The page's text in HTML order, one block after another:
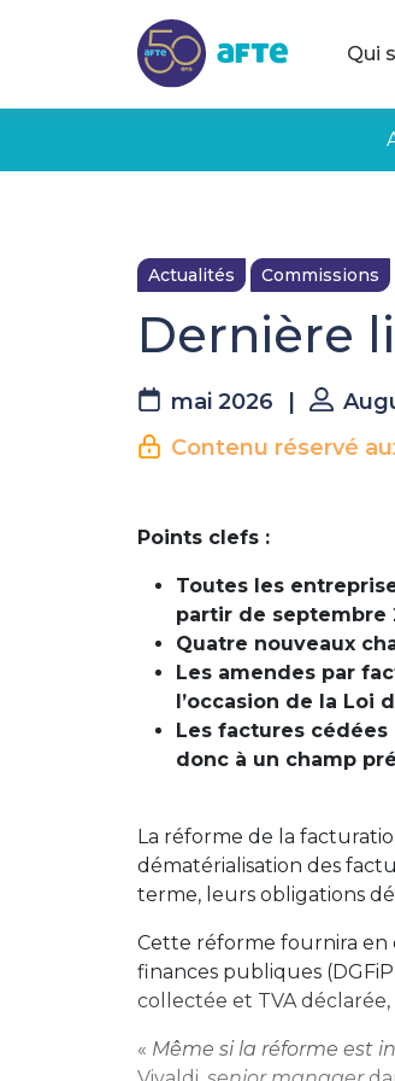
Qui
Actualités Commissions
Dernière
mai 2026
Contenu réservé
Points clefs :
Toutes les
partir de septembre
Quatre nouveaux
Les amendes par
l’occasion de la Loi
Les factures
donc à un champ
La réforme de la
dématérialisation des
terme, leurs obligations
Cette réforme fournira en
finances publiques
collectée et TVA
« Même si la réforme est